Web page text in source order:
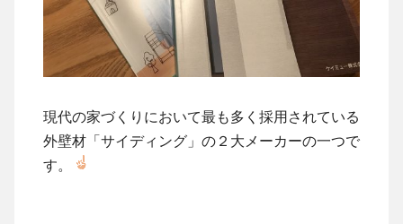
現代の家づくりにおいて最も多く採用されている
外壁材「サイディング」の２大メーカーの一つで
す。